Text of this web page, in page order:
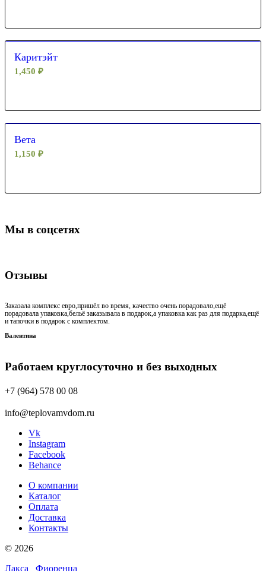
Каритэйт
1,450 ₽
Вета
1,150 ₽
Мы в соцсетях
Отзывы
Заказала комплекс евро,пришёл во время, качество очень порадовало,ещё
порадовала упаковка,бельё заказывала в подарок,а упаковка как раз для подарка,ещё
и тапочки в подарок с комплектом.
Валентина
Работаем круглосуточно и без выходных
+7 (964) 578 00 08
info@teplovamvdom.ru
Vk
Instagram
Facebook
Behance
О компании
Каталог
Оплата
Доставка
Контакты
© 2026
Лакса
Фиоренца